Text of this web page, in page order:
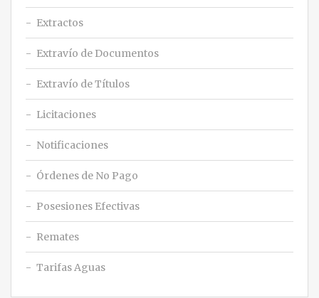
Extractos
Extravío de Documentos
Extravío de Títulos
Licitaciones
Notificaciones
Órdenes de No Pago
Posesiones Efectivas
Remates
Tarifas Aguas